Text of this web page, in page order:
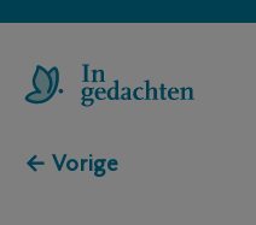
← Vorige